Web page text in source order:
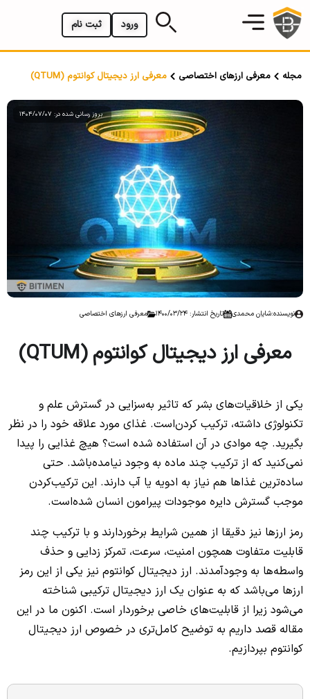
ثبت نام ورود
مجله معرفی ارزهای اختصاصی معرفی ارز دیجیتال کوانتوم (QTUM)
بروز رسانی شده در: 1404/07/07
نویسنده:شایان محمدی تاریخ انتشار: 1400/03/24 معرفی ارزهای اختصاصی
معرفی ارز دیجیتال کوانتوم (QTUM)
یکی از خلاقیات‌های بشر که تاثیر به‌سزایی در گسترش علم و
تکنولوژی داشته، ترکیب کردن‌است. غذای مورد علاقه خود را در نظر
بگیرید. چه موادی در آن استفاده شده است؟ هیچ غذایی را پیدا
نمی‌کنید که از ترکیب چند ماده به وجود نیامده‌باشد. حتی
ساده‌ترین غذاها هم نیاز به ادویه یا آب دارند. این ترکیب‌کردن
موجب گسترش دایره موجودات پیرامون انسان شده‌است.
رمز ارزها نیز دقیقا از همین شرایط برخوردارند و با ترکیب چند
قابلیت متفاوت همچون امنیت، سرعت، تمرکز زدایی و حذف
واسطه‌ها به وجود‌آمدند. ارز دیجیتال کوانتوم نیز یکی از این رمز
ارزها می‌باشد که به عنوان یک ارز دیجیتال ترکیبی شناخته
می‌شود زیرا از قابلیت‌های خاصی برخوردار است. اکنون ما در این
مقاله قصد داریم به توضیح کامل‌تری در خصوص ارز دیجیتال
کوانتوم بپردازیم.